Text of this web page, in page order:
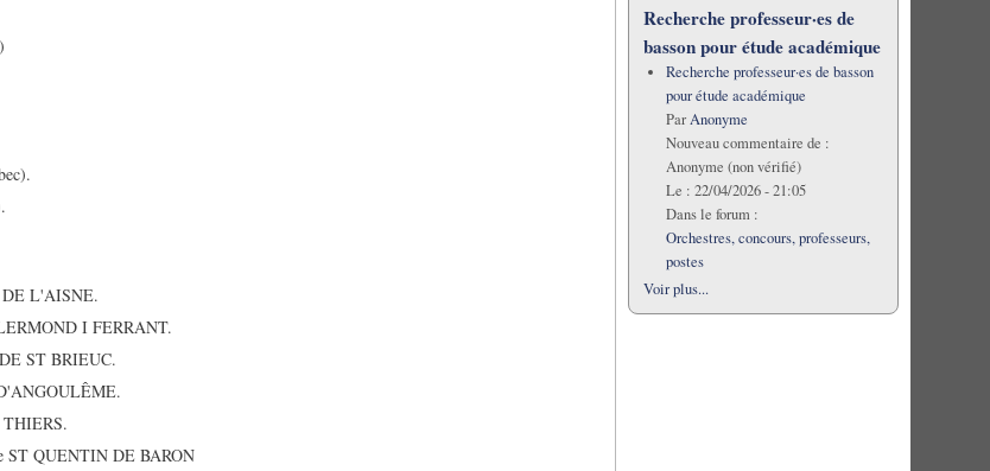
L'AISNE.
I FERRANT.
ST BRIEUC.
ST QUENTIN DE BARON
Recherche professeur·es de
basson pour étude académique
Recherche professeur·es de basson
pour étude académique
ParAnonyme
Nouveau commentaire de :
Anonyme (non vérifié)
Le : 22/04/2026 - 21:05
Dans le forum :
Orchestres, concours, professeurs,
postes
Voir plus...